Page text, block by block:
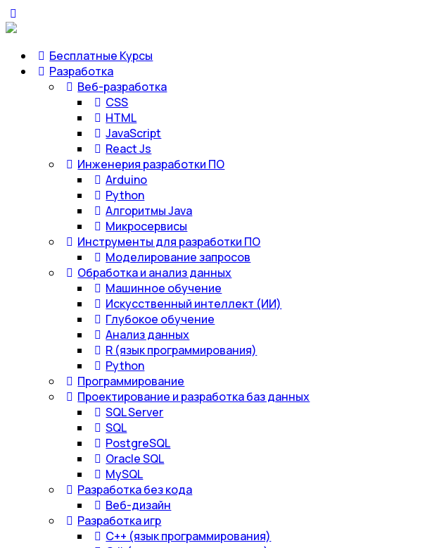
Бесплатные Курсы
Разработка
Веб-разработка
CSS
HTML
JavaScript
React Js
Инженерия разработки ПО
Arduino
Python
Алгоритмы Java
Микросервисы
Инструменты для разработки ПО
Моделирование запросов
Обработка и анализ данных
Машинное обучение
Искусственный интеллект (ИИ)
Глубокое обучение
Анализ данных
R (язык программирования)
Python
Программирование
Проектирование и разработка баз данных
SQL Server
SQL
PostgreSQL
Oracle SQL
MySQL
Разработка без кода
Веб-дизайн
Разработка игр
С++ (язык программирования)